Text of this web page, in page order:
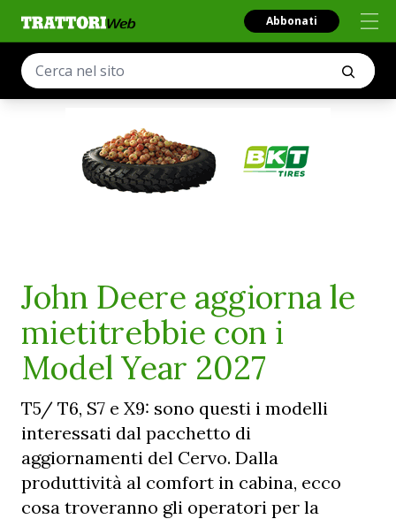
Abbonati
John Deere aggiorna le
mietitrebbie con i
Model Year 2027
T5/ T6, S7 e X9: sono questi i modelli
interessati dal pacchetto di
aggiornamenti del Cervo. Dalla
produttività al comfort in cabina, ecco
cosa troveranno gli operatori per la